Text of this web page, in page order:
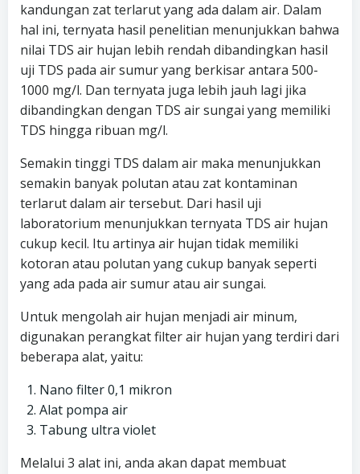
kandungan zat terlarut yang ada dalam air. Dalam
hal ini, ternyata hasil penelitian menunjukkan bahwa
nilai TDS air hujan lebih rendah dibandingkan hasil
uji TDS pada air sumur yang berkisar antara 500-
1000 mg/l. Dan ternyata juga lebih jauh lagi jika
dibandingkan dengan TDS air sungai yang memiliki
TDS hingga ribuan mg/l.
Semakin tinggi TDS dalam air maka menunjukkan
semakin banyak polutan atau zat kontaminan
terlarut dalam air tersebut. Dari hasil uji
laboratorium menunjukkan ternyata TDS air hujan
cukup kecil. Itu artinya air hujan tidak memiliki
kotoran atau polutan yang cukup banyak seperti
yang ada pada air sumur atau air sungai.
Untuk mengolah air hujan menjadi air minum,
digunakan perangkat filter air hujan yang terdiri dari
beberapa alat, yaitu:
Nano filter 0,1 mikron
Alat pompa air
Tabung ultra violet
Melalui 3 alat ini, anda akan dapat membuat